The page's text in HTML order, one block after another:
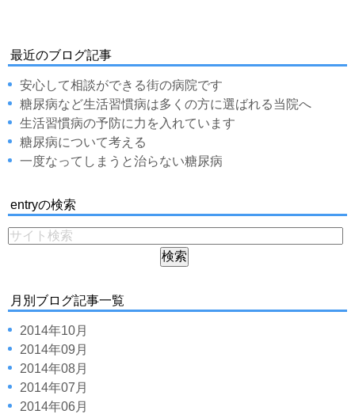
最近のブログ記事
安心して相談ができる街の病院です
糖尿病など生活習慣病は多くの方に選ばれる当院へ
生活習慣病の予防に力を入れています
糖尿病について考える
一度なってしまうと治らない糖尿病
entryの検索
月別ブログ記事一覧
2014年10月
2014年09月
2014年08月
2014年07月
2014年06月